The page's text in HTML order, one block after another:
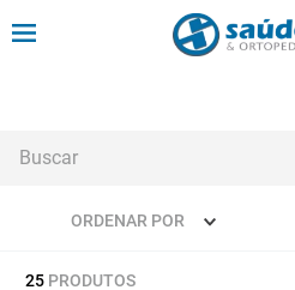
ORDENAR POR
25 PRODUTOS